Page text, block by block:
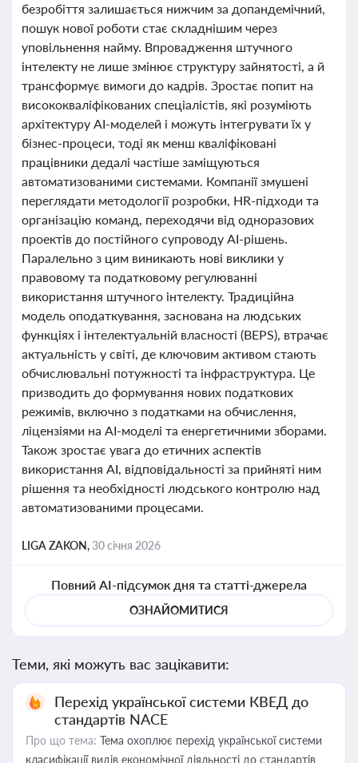
безробіття залишається нижчим за допандемічний,
пошук нової роботи стає складнішим через
уповільнення найму. Впровадження штучного
інтелекту не лише змінює структуру зайнятості, а й
трансформує вимоги до кадрів. Зростає попит на
висококваліфікованих спеціалістів, які розуміють
архітектуру AI-моделей і можуть інтегрувати їх у
бізнес-процеси, тоді як менш кваліфіковані
працівники дедалі частіше заміщуються
автоматизованими системами. Компанії змушені
переглядати методології розробки, HR-підходи та
організацію команд, переходячи від одноразових
проектів до постійного супроводу AI-рішень.
Паралельно з цим виникають нові виклики у
правовому та податковому регулюванні
використання штучного інтелекту. Традиційна
модель оподаткування, заснована на людських
функціях і інтелектуальній власності (BEPS), втрачає
актуальність у світі, де ключовим активом стають
обчислювальні потужності та інфраструктура. Це
призводить до формування нових податкових
режимів, включно з податками на обчислення,
ліцензіями на AI-моделі та енергетичними зборами.
Також зростає увага до етичних аспектів
використання AI, відповідальності за прийняті ним
рішення та необхідності людського контролю над
автоматизованими процесами.
LIGA ZAKON,30 січня 2026
Повний AI-підсумок дня та статті-джерела
ОЗНАЙОМИТИСЯ
Теми, які можуть вас зацікавити:
Перехід української системи КВЕД до
стандартів NACE
Про що тема: Тема охоплює перехід української системи
класифікації видів економічної діяльності до стандартів